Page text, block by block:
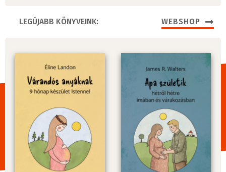
LEGÚJABB KÖNYVEINK: WEBSHOP